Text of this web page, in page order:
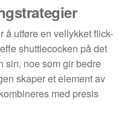
å utføre en vellykket flick-
shuttlecocken på det
sin, noe som gir bedre
skaper et element av
med presis